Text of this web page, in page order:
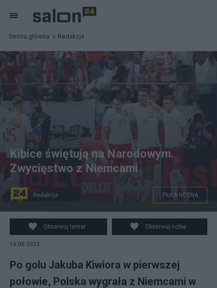
Strona główna Redakcja
Kibice świętują na Narodowym.
Zwycięstwo z Niemcami
Redakcja PIŁKA NOŻNA
Obserwuj temat Obserwuj notkę
16.06.2023
Po golu Jakuba Kiwiora w pierwszej
połowie, Polska wygrała z Niemcami w